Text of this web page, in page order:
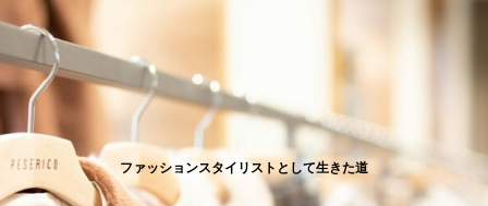
ファッションスタイリストとして生きた道